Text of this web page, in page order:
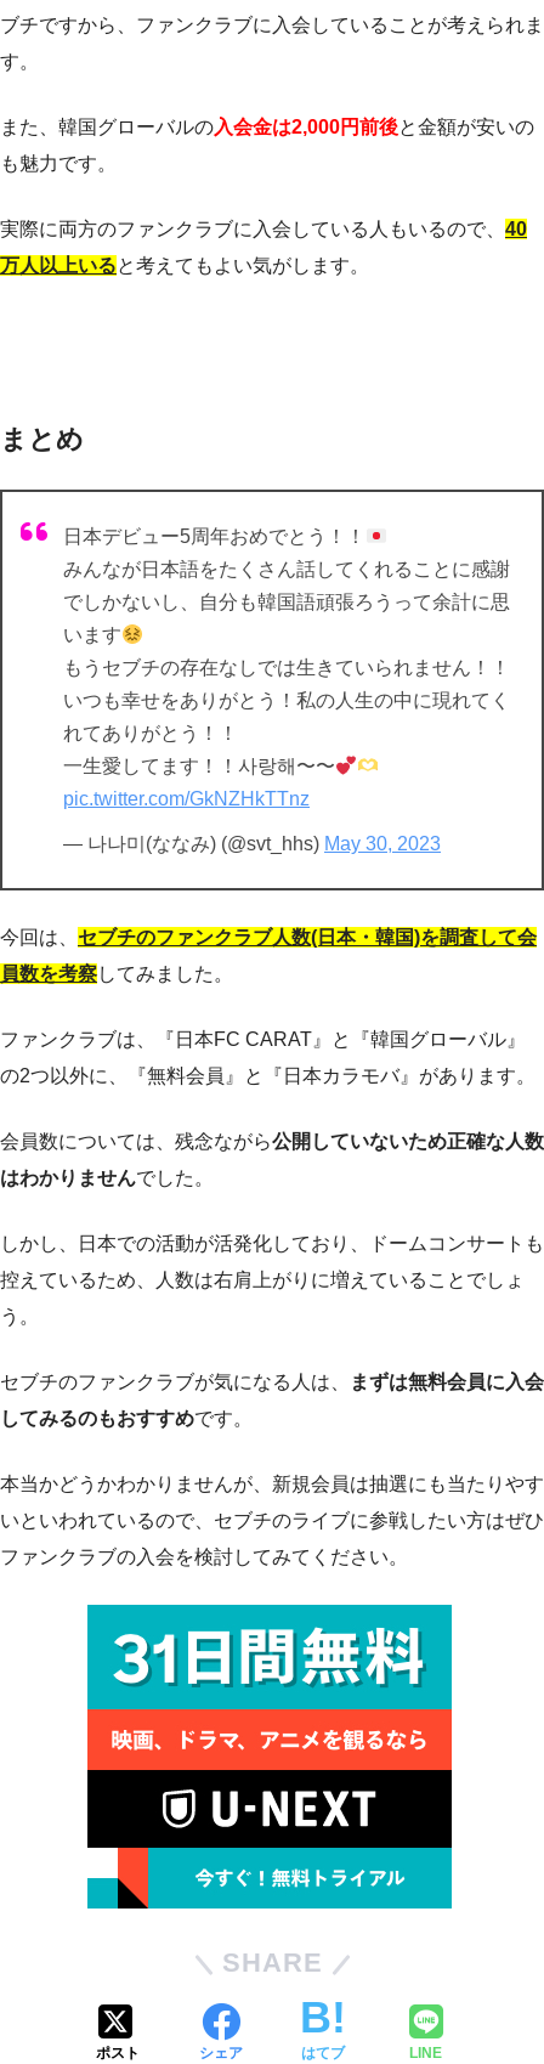
ブチですから、ファンクラブに入会していることが考えられま
す。
また、韓国グローバルの入会金は2,000円前後と金額が安いの
も魅力です。
実際に両方のファンクラブに入会している人もいるので、 40
万人以上いると考えてもよい気がします。
まとめ
日本デビュー5周年おめでとう！！
みんなが日本語をたくさん話してくれることに感謝
でしかないし、自分も韓国語頑張ろうって余計に思
います
もうセブチの存在なしでは生きていられません！！
いつも幸せをありがとう！私の人生の中に現れてく
れてありがとう！！
一生愛してます！！사랑해〜〜
pic.twitter.com/GkNZHkTTnz
— 나나미(ななみ) (@svt_hhs) May 30, 2023
今回は、 セブチのファンクラブ人数(日本・韓国)を調査して会
員数を考察してみました。
ファンクラブは、『日本FC CARAT』と『韓国グローバル』
の2つ以外に、『無料会員』と『日本カラモバ』があります。
会員数については、残念ながら公開していないため正確な人数
はわかりませんでした。
しかし、日本での活動が活発化しており、ドームコンサートも
控えているため、人数は右肩上がりに増えていることでしょ
う。
セブチのファンクラブが気になる人は、
まずは無料会員に入会
してみるのもおすすめです。
本当かどうかわかりませんが、新規会員は抽選にも当たりやす
いといわれているので、セブチのライブに参戦したい方はぜひ
ファンクラブの入会を検討してみてください。
SHARE
ポスト シェア はてブ LINE